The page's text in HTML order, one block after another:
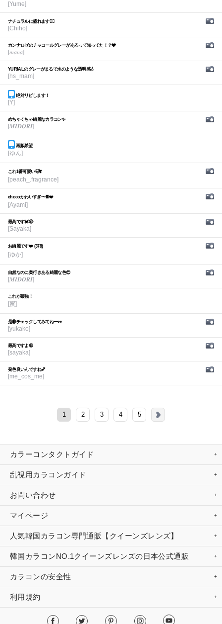
[Yume]
ナチュラルに盛れます🙆‍♀️
[Chiho]
カンナロゼのチャコールグレーがあるって知ってた！？🩶
[𝑚𝑎𝑛𝑎]
YURIALのグレーがまるで水のような透明感💧
[hs_mam]
絶対リピします！
[Y]
めちゃくちゃ綺麗なカラコン✨
[𝑴𝑰𝑫𝑶𝑹𝑰]
再販希望
[ゆん]
これ1番可愛い🐱❣️
[peach_.fragrance]
chocoかわいすぎ〜🍫❤️
[Ayami]
最高です💓😍
[Sayaka]
お綺麗です❤️ (378)
[ゆか]
自然なのに奥行きある綺麗な色😍
[𝑴𝑰𝑫𝑶𝑹𝑰]
これが最強！
[蜜]
是非チェックしてみてねー👀
[yukako]
最高ですよ😆
[sayaka]
発色良いんですね💕︎
[me_cos_me]
1 2 3 4 5
カラーコンタクトガイド
乱視用カラコンガイド
お問い合わせ
マイページ
人気韓国カラコン専門通販【クイーンズレンズ】
韓国カラコンNO.1クイーンズレンズの日本公式通販
カラコンの安全性
利用規約